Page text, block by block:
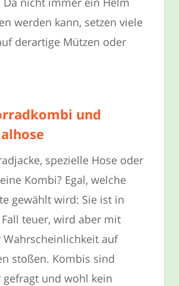
werden kann, setzen viele
derartige Mützen oder
und
spezielle Hose oder
Kombi? Egal, welche
gewählt wird: Sie ist in
teuer, wird aber mit
Wahrscheinlichkeit auf
stoßen. Kombis sind
und wohl kein